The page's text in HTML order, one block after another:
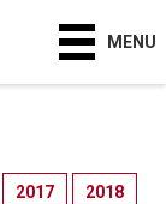
MENU
2017 2018